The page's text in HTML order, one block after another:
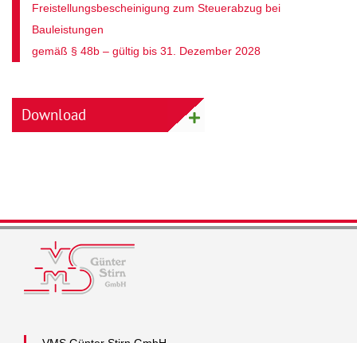
Freistellungsbescheinigung zum Steuerabzug bei
Bauleistungen
gemäß § 48b – gültig bis 31. Dezember 2028
Download